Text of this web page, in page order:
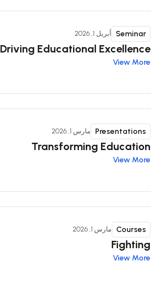
Driving Educational Excellence
Seminar أبريل 1, 2026
View More
Transforming Education
Presentations مارس 1, 2026
View More
Fighting
Courses مارس 1, 2026
View More